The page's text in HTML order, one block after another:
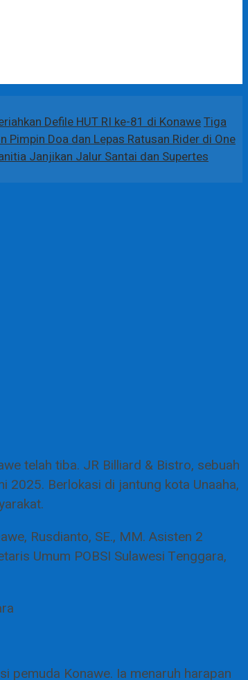
Defile HUT RI ke-81 di KonaweTiga
Pimpin Doa dan Lepas Ratusan Rider di One
Janjikan Jalur Santai dan Supertes
telah tiba. JR Billiard & Bistro, sebuah
2025. Berlokasi di jantung kota Unaaha,
Rusdianto, SE., MM. Asisten 2
Umum POBSI Sulawesi Tenggara,
pemuda Konawe. Ia menaruh harapan